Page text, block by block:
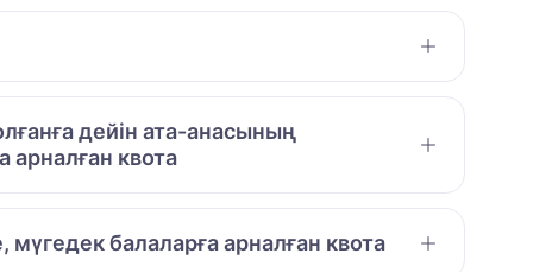
дейін ата-анасының
квота
мүгедек балаларға арналған квота